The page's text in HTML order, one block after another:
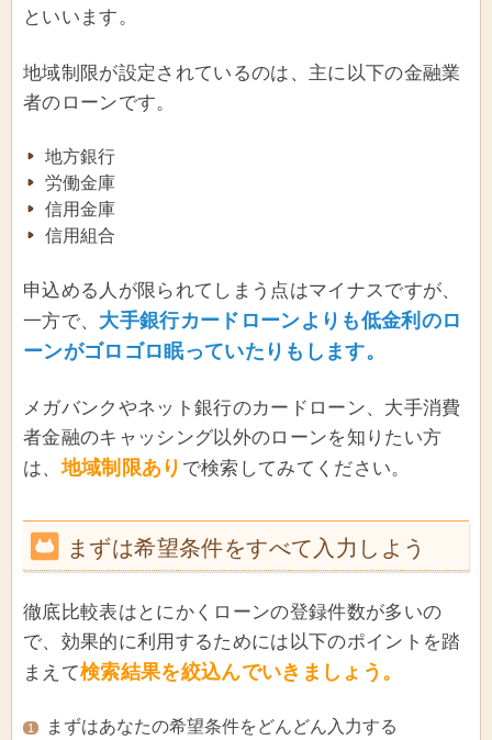
といいます。
地域制限が設定されているのは、主に以下の金融業
者のローンです。
地方銀行
労働金庫
信用金庫
信用組合
申込める人が限られてしまう点はマイナスですが、
一方で、 大手銀行カードローンよりも低金利のロ
ーンがゴロゴロ眠っていたりもします。
メガバンクやネット銀行のカードローン、大手消費
者金融のキャッシング以外のローンを知りたい方
は、地域制限あり で検索してみてください。
まずは希望条件をすべて入力しよう
徹底比較表はとにかくローンの登録件数が多いの
で、効果的に利用するためには以下のポイントを踏
まえて検索結果を絞込んでいきましょう。
1 まずはあなたの希望条件をどんどん入力する